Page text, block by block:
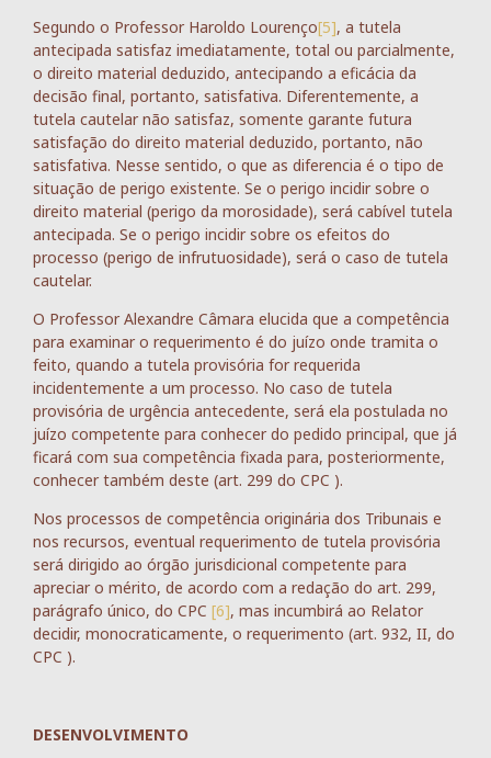
Segundo o Professor Haroldo Lourenço[5], a tutela
antecipada satisfaz imediatamente, total ou parcialmente,
o direito material deduzido, antecipando a eficácia da
decisão final, portanto, satisfativa. Diferentemente, a
tutela cautelar não satisfaz, somente garante futura
satisfação do direito material deduzido, portanto, não
satisfativa. Nesse sentido, o que as diferencia é o tipo de
situação de perigo existente. Se o perigo incidir sobre o
direito material (perigo da morosidade), será cabível tutela
antecipada. Se o perigo incidir sobre os efeitos do
processo (perigo de infrutuosidade), será o caso de tutela
cautelar.
O Professor Alexandre Câmara elucida que a competência
para examinar o requerimento é do juízo onde tramita o
feito, quando a tutela provisória for requerida
incidentemente a um processo. No caso de tutela
provisória de urgência antecedente, será ela postulada no
juízo competente para conhecer do pedido principal, que já
ficará com sua competência fixada para, posteriormente,
conhecer também deste (art. 299 do CPC ).
Nos processos de competência originária dos Tribunais e
nos recursos, eventual requerimento de tutela provisória
será dirigido ao órgão jurisdicional competente para
apreciar o mérito, de acordo com a redação do art. 299,
parágrafo único, do CPC [6], mas incumbirá ao Relator
decidir, monocraticamente, o requerimento (art. 932, II, do
CPC ).
DESENVOLVIMENTO